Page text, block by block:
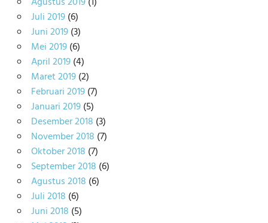
Juli 2019(6)
Juni 2019(3)
Mei 2019(6)
April 2019(4)
Maret 2019(2)
Februari 2019(7)
Januari 2019(5)
Desember 2018 (3)
November 2018 (7)
Oktober 2018 (7)
September 2018 (6)
Agustus 2018 (6)
Juli 2018 (6)
Juni 2018 (5)